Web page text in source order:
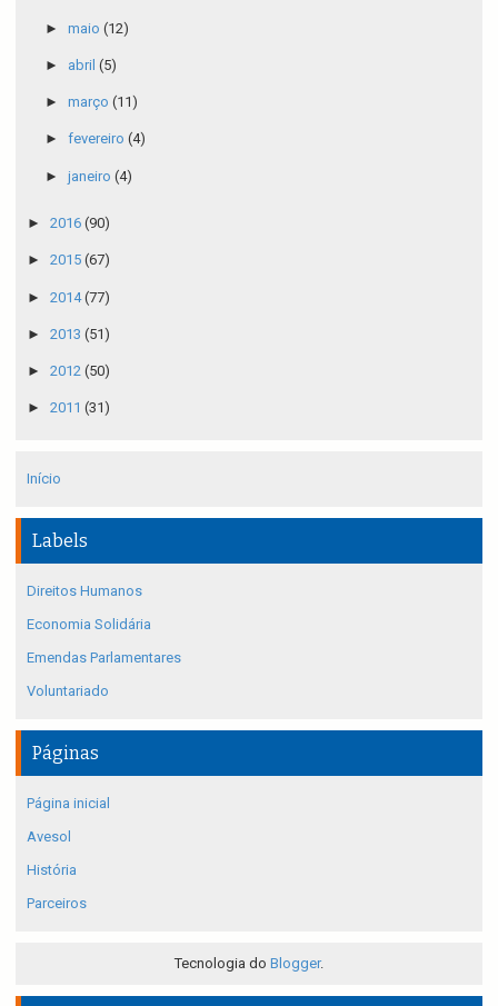
► maio (12)
► abril (5)
► março (11)
► fevereiro (4)
► janeiro (4)
► 2016 (90)
► 2015 (67)
► 2014(77)
► 2013 (51)
► 2012 (50)
► 2011 (31)
Início
Labels
Direitos Humanos
Economia Solidária
Emendas Parlamentares
Voluntariado
Páginas
Página inicial
Avesol
História
Parceiros
Tecnologia do Blogger.